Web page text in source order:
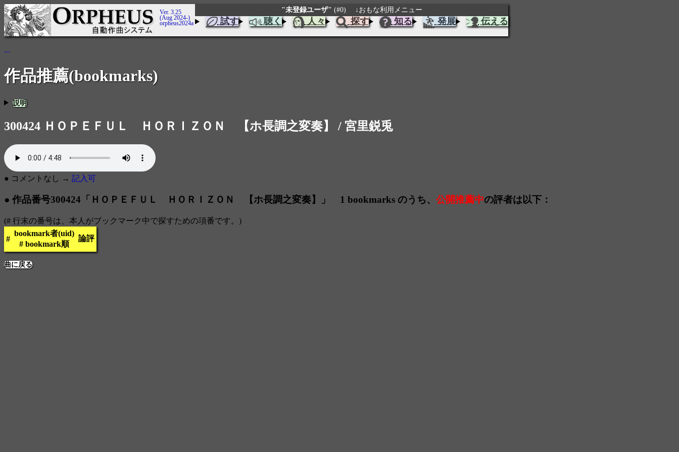
Ver. 3.25
(Aug 2024-)
orpheus2024a
"未登録ユーザ" (#0) ↓おもな利用メニュー
試す 聴く 人々 探す 知る 発展 伝える
...
作品推薦(bookmarks)
説明
300424 ＨＯＰＥＦＵＬ ＨＯＲＩＺＯＮ 【ホ長調之変奏】 / 宮里鋭兎
● コメントなし → 記入可
● 作品番号300424「ＨＯＰＥＦＵＬ ＨＯＲＩＺＯＮ 【ホ長調之変奏】」 1 bookmarks のうち、 公開推薦中の評者は以下：
(# 行末の番号は、本人がブックマーク中で探すための項番です。)
#
bookmark者(uid)
# bookmark順
論評
曲に戻る